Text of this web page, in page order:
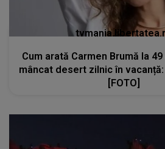
Cum arată Carmen Brumă la
mâncat desert zilnic în vacanță:
[FOTO]